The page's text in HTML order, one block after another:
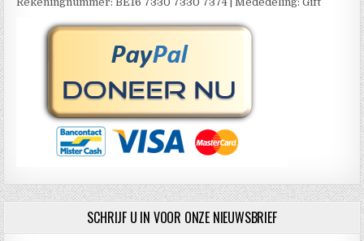
SCHRIJF U IN VOOR ONZE NIEUWSBRIEF